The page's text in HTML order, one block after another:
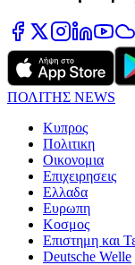
ΠΟΛΙΤΗΣ NEWS
Κυπρος
Πολιτικη
Οικονομια
Επιχειρησεις
Ελλαδα
Ευρωπη
Κοσμος
Επιστημη και
Deutsche Welle